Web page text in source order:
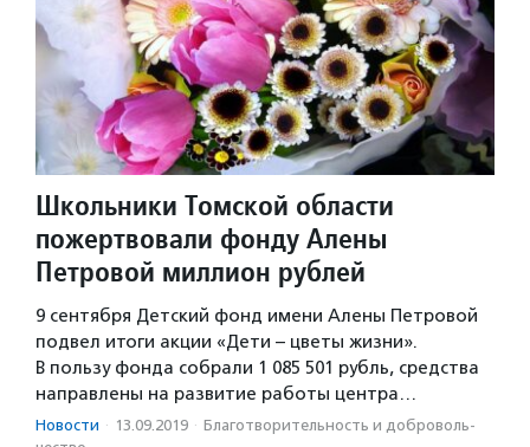
Школьники Томской области
пожертвовали фонду Алены
Петровой миллион рублей
9 сентября Детский фонд имени Алены Петровой
подвел итоги акции «Дети – цветы жизни».
В пользу фонда собрали 1 085 501 рубль, средства
направлены на развитие работы центра…
Новости · 13.09.2019 · Благотвори­тель­ность и доброволь­